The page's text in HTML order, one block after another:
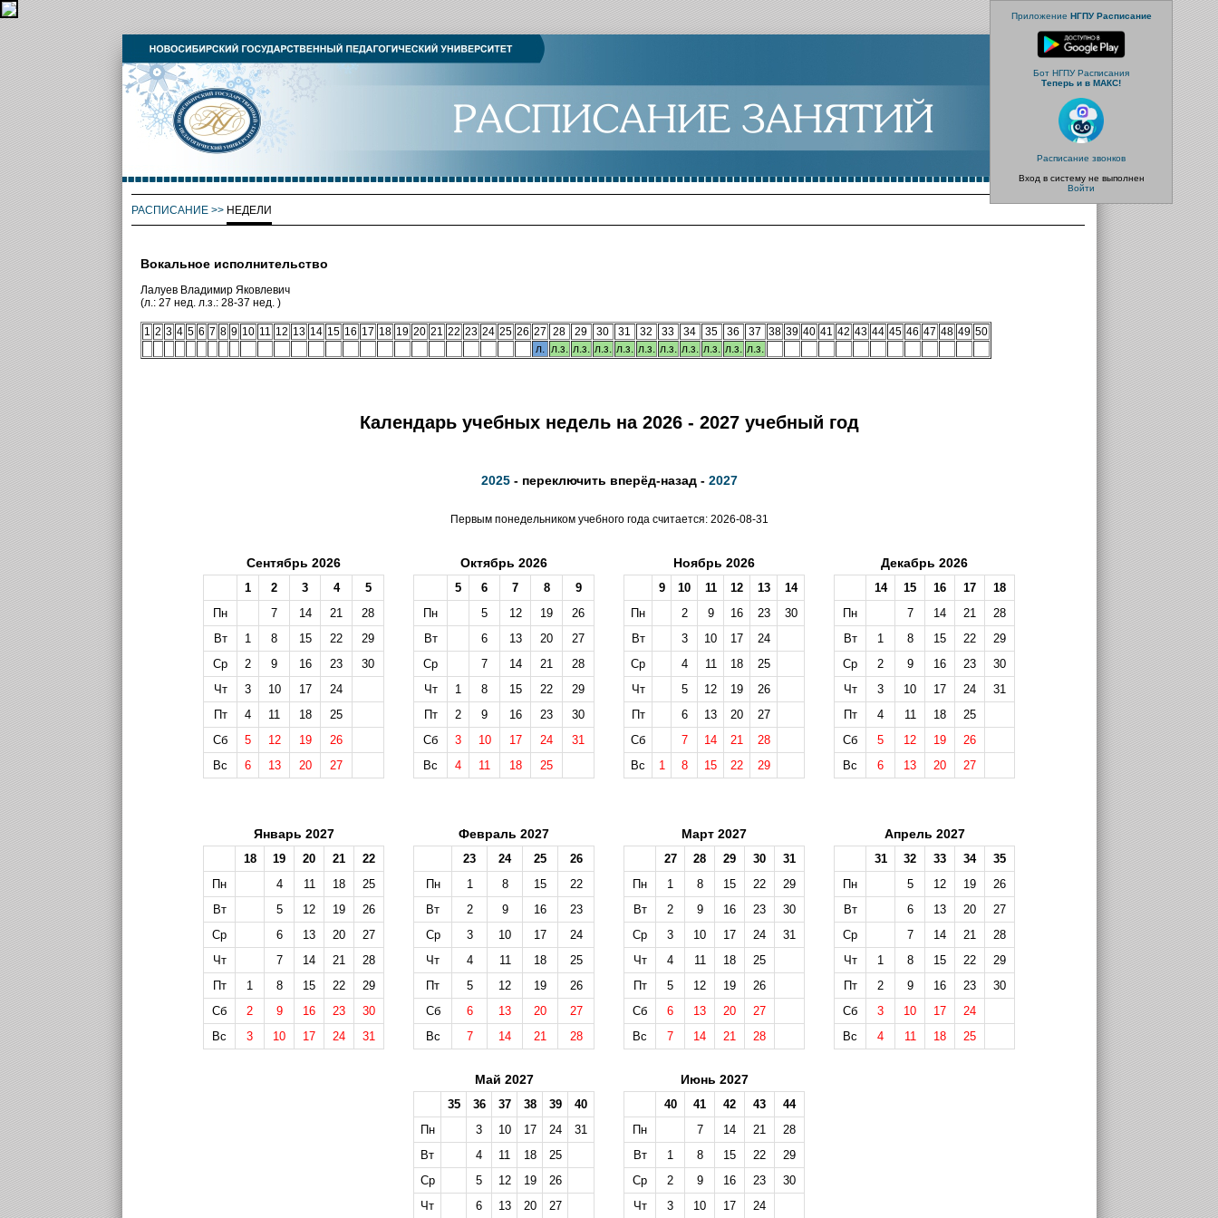
Приложение НГПУ Расписание
Бот НГПУ Расписания
Теперь и в МАКС!
Расписание звонков
Вход в систему не выполнен
Войти
РАСПИСАНИЕ>> НЕДЕЛИ
Вокальное исполнительство
Лалуев Владимир Яковлевич
(л.: 27 нед. л.з.: 28-37 нед. )
1 2 3 4 5 6 7 8 9 10 11 12 13 14 15 16 17 18 19 20 21 22 23 24 25 26 27 28 29 30 31 32 33 34 35 36 37 38 39 40 41 42 43 44 45 46 47 48 49 50
л. л.з. л.з. л.з. л.з. л.з. л.з. л.з. л.з. л.з. л.з.
Календарь учебных недель на 2026 - 2027 учебный год
2025- переключить вперёд-назад - 2027
Первым понедельником учебного года считается: 2026-08-31
Сентябрь 2026
1 2 3 4
5
Пн
7 14 21
28
Вт
1 8 15 22
29
Ср
2 9 16 23
30
Чт
3 10 17
24
Пт
4 11 18
25
Сб
5 12 19
26
Вс
6 13 20 27
Октябрь 2026
5 6 7 8
9
Пн
5 12 19
26
Вт
6 13 20
27
Ср
7 14 21
28
Чт
1 8 15 22
29
Пт
2 9 16 23
30
Сб
3 10 17 24
31
Вс
4 11 18 25
Ноябрь 2026
9 10 11 12 13
14
Пн
2 9 16 23
30
Вт
3 10 17
24
Ср
4 11 18
25
Чт
5 12 19
26
Пт
6 13 20
27
Сб
7 14 21
28
Вс
1 8 15 22 29
Декабрь 2026
14 15 16 17
18
Пн
7 14 21
28
Вт
1 8 15 22
29
Ср
2 9 16 23
30
Чт
3 10 17 24
31
Пт
4 11 18
25
Сб
5 12 19
26
Вс
6 13 20 27
Январь 2027
18 19 20 21
22
Пн
4 11 18
25
Вт
5 12 19
26
Ср
6 13 20
27
Чт
7 14 21
28
Пт
1 8 15 22
29
Сб
2 9 16 23
30
Вс
3 10 17 24 31
Февраль 2027
23 24 25
26
Пн
1 8 15
22
Вт
2 9 16
23
Ср
3 10 17
24
Чт
4 11 18
25
Пт
5 12 19
26
Сб
6 13 20
27
Вс
7 14 21 28
Март 2027
27 28 29 30
31
Пн
1 8 15 22
29
Вт
2 9 16 23
30
Ср
3 10 17 24
31
Чт
4 11 18
25
Пт
5 12 19
26
Сб
6 13 20
27
Вс
7 14 21 28
Апрель 2027
31 32 33 34
35
Пн
5 12 19
26
Вт
6 13 20
27
Ср
7 14 21
28
Чт
1 8 15 22
29
Пт
2 9 16 23
30
Сб
3 10 17
24
Вс
4 11 18 25
Май 2027
35 36 37 38 39
40
Пн
3 10 17 24
31
Вт
4 11 18
25
Ср
5 12 19
26
Чт
6 13 20 27
Июнь 2027
40 41 42 43
44
Пн
7 14 21
28
Вт
1 8 15 22
29
Ср
2 9 16 23
30
Чт
3 10 17 24